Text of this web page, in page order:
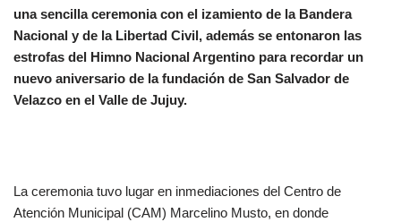
una sencilla ceremonia con el izamiento de la Bandera
Nacional y de la Libertad Civil, además se entonaron las
estrofas del Himno Nacional Argentino para recordar un
nuevo aniversario de la fundación de San Salvador de
Velazco en el Valle de Jujuy.
La ceremonia tuvo lugar en inmediaciones del Centro de
Atención Municipal (CAM) Marcelino Musto, en donde